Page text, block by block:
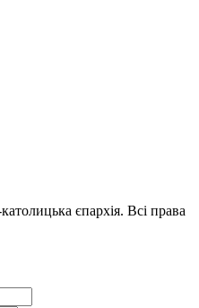
єпархія. Всі права